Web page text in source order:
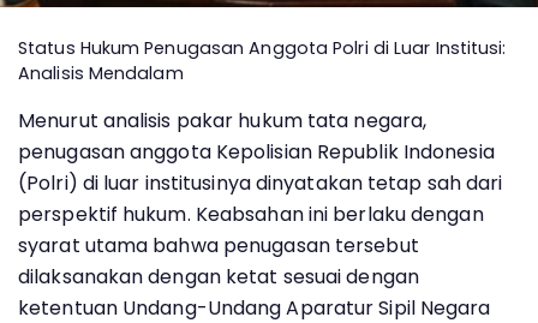
Status Hukum Penugasan Anggota Polri di Luar Institusi:
Analisis Mendalam
Menurut analisis pakar hukum tata negara,
penugasan anggota Kepolisian Republik Indonesia
(Polri) di luar institusinya dinyatakan tetap sah dari
perspektif hukum. Keabsahan ini berlaku dengan
syarat utama bahwa penugasan tersebut
dilaksanakan dengan ketat sesuai dengan
ketentuan Undang-Undang Aparatur Sipil Negara